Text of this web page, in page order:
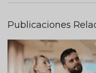
Publicaciones